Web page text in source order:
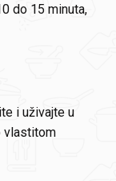
do 15 minuta,
i uživajte u
vlastitom